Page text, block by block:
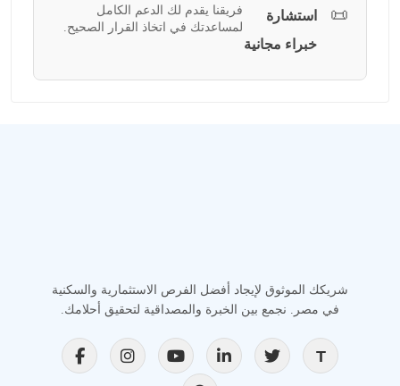
📜
استشارة
خبراء مجانية
فريقنا يقدم لك الدعم الكامل
لمساعدتك في اتخاذ القرار الصحيح.
شريكك الموثوق لإيجاد أفضل الفرص الاستثمارية والسكنية
في مصر. نجمع بين الخبرة والمصداقية لتحقيق أحلامك.